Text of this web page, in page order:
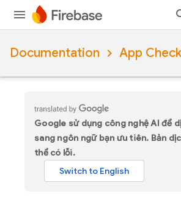
Documentation App Check
Google sử dụng công nghệ AI để
sang ngôn ngữ bạn ưu tiên. Bản
thể có lỗi.